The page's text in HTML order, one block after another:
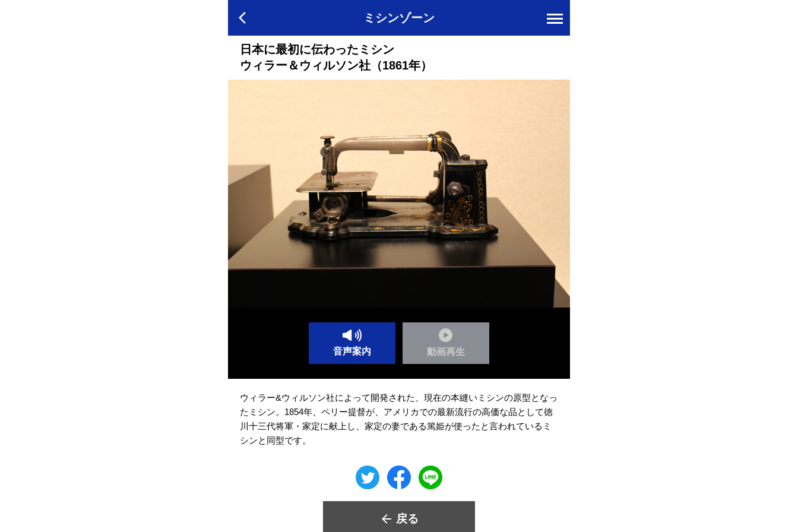
ミシンゾーン
日本に最初に伝わったミシン
ウィラー＆ウィルソン社（1861年）
音声案内 動画再生
ウィラー&ウィルソン社によって開発された、現在の本縫いミシンの原型となっ
たミシン。1854年、ペリー提督が、アメリカでの最新流行の高価な品として徳
川十三代将軍・家定に献上し、家定の妻である篤姫が使ったと言われているミ
シンと同型です。
戻る